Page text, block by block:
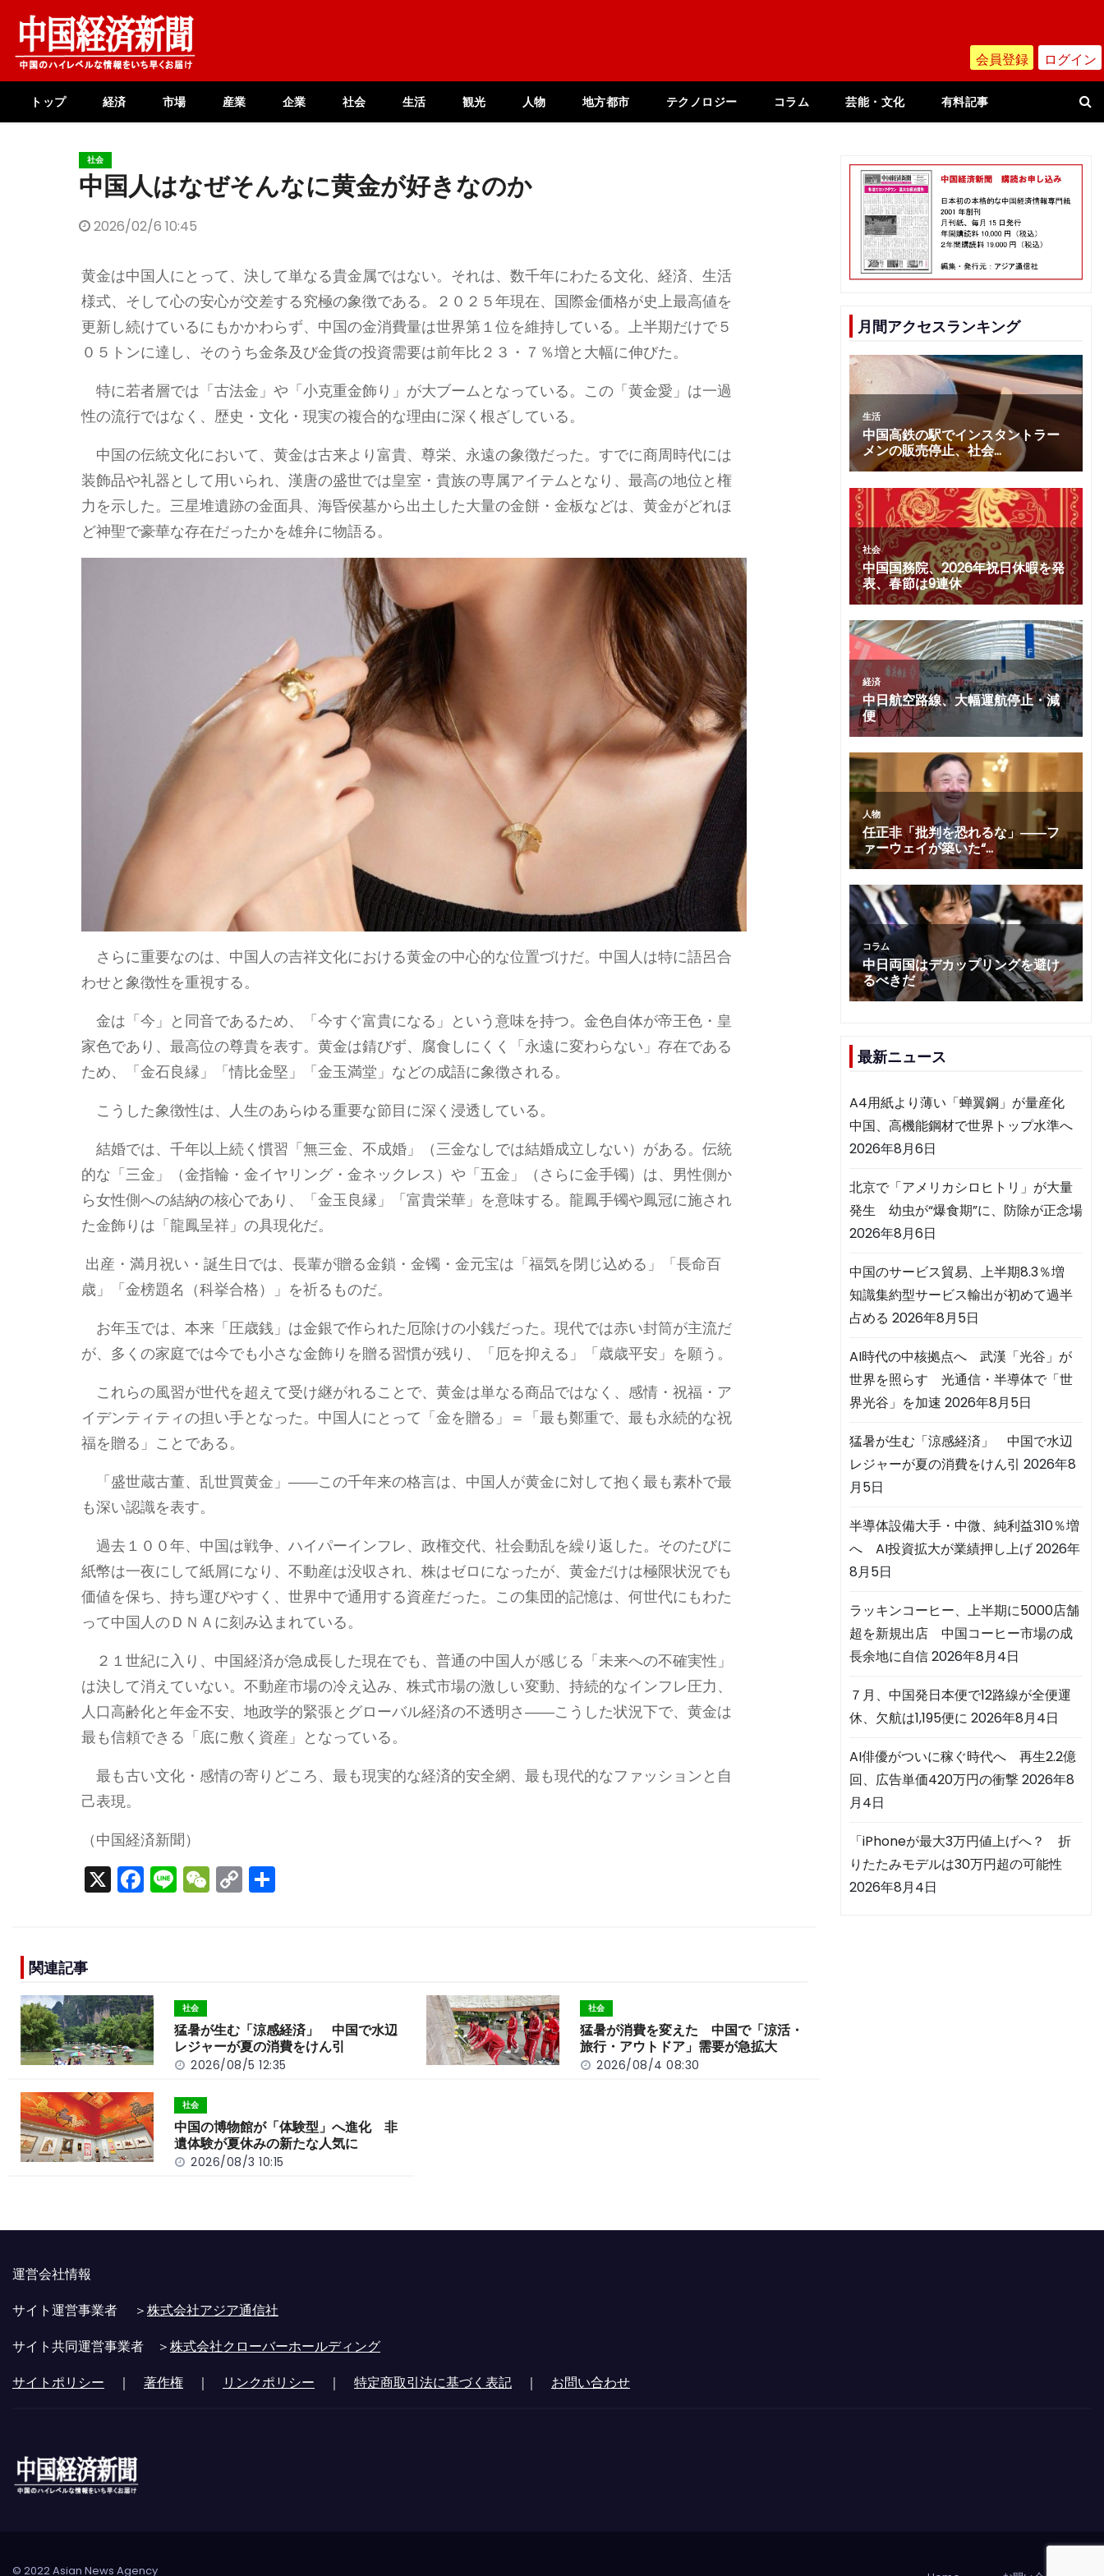
content
会員登録 ログイン
トップ 経済 市場 産業 企業 社会 生活 観光 人物 地方都市 テクノロジー コラム 芸能・文化 有料記事
社会
中国人はなぜそんなに黄金が好きなのか
2026/02/6 10:45
黄金は中国人にとって、決して単なる貴金属ではない。それは、数千年にわたる文化、経済、生活
様式、そして心の安心が交差する究極の象徴である。２０２５年現在、国際金価格が史上最高値を
更新し続けているにもかかわらず、中国の金消費量は世界第１位を維持している。上半期だけで５
０５トンに達し、そのうち金条及び金貨の投資需要は前年比２３・７％増と大幅に伸びた。
特に若者層では「古法金」や「小克重金飾り」が大ブームとなっている。この「黄金愛」は一過
性の流行ではなく、歴史・文化・現実の複合的な理由に深く根ざしている。
中国の伝統文化において、黄金は古来より富貴、尊栄、永遠の象徴だった。すでに商周時代には
装飾品や礼器として用いられ、漢唐の盛世では皇室・貴族の専属アイテムとなり、最高の地位と権
力を示した。三星堆遺跡の金面具、海昏侯墓から出土した大量の金餅・金板などは、黄金がどれほ
ど神聖で豪華な存在だったかを雄弁に物語る。
さらに重要なのは、中国人の吉祥文化における黄金の中心的な位置づけだ。中国人は特に語呂合
わせと象徴性を重視する。
金は「今」と同音であるため、「今すぐ富貴になる」という意味を持つ。金色自体が帝王色・皇
家色であり、最高位の尊貴を表す。黄金は錆びず、腐食しにくく「永遠に変わらない」存在である
ため、「金石良縁」「情比金堅」「金玉満堂」などの成語に象徴される。
こうした象徴性は、人生のあらゆる重要な節目に深く浸透している。
結婚では、千年以上続く慣習「無三金、不成婚」（三金なしでは結婚成立しない）がある。伝統
的な「三金」（金指輪・金イヤリング・金ネックレス）や「五金」（さらに金手镯）は、男性側か
ら女性側への結納の核心であり、「金玉良縁」「富貴栄華」を意味する。龍鳳手镯や鳳冠に施され
た金飾りは「龍鳳呈祥」の具現化だ。
出産・満月祝い・誕生日では、長輩が贈る金鎖・金镯・金元宝は「福気を閉じ込める」「長命百
歳」「金榜題名（科挙合格）」を祈るものだ。
お年玉では、本来「圧歳銭」は金銀で作られた厄除けの小銭だった。現代では赤い封筒が主流だ
が、多くの家庭では今でも小さな金飾りを贈る習慣が残り、「厄を抑える」「歳歳平安」を願う。
これらの風習が世代を超えて受け継がれることで、黄金は単なる商品ではなく、感情・祝福・ア
イデンティティの担い手となった。中国人にとって「金を贈る」＝「最も鄭重で、最も永続的な祝
福を贈る」ことである。
「盛世蔵古董、乱世買黄金」――この千年来の格言は、中国人が黄金に対して抱く最も素朴で最
も深い認識を表す。
過去１００年、中国は戦争、ハイパーインフレ、政権交代、社会動乱を繰り返した。そのたびに
紙幣は一夜にして紙屑になり、不動産は没収され、株はゼロになったが、黄金だけは極限状況でも
価値を保ち、持ち運びやすく、世界中で通用する資産だった。この集団的記憶は、何世代にもわた
って中国人のＤＮＡに刻み込まれている。
２１世紀に入り、中国経済が急成長した現在でも、普通の中国人が感じる「未来への不確実性」
は決して消えていない。不動産市場の冷え込み、株式市場の激しい変動、持続的なインフレ圧力、
人口高齢化と年金不安、地政学的緊張とグローバル経済の不透明さ――こうした状況下で、黄金は
最も信頼できる「底に敷く資産」となっている。
最も古い文化・感情の寄りどころ、最も現実的な経済的安全網、最も現代的なファッションと自
己表現。
（中国経済新聞）
X F
a
o
o
k
Li
n
W
e
C
o
k
関連記事
社会
猛暑が生む「涼感経済」 中国で水辺
レジャーが夏の消費をけん引
2026/08/5 12:35
社会
猛暑が消費を変えた 中国で「涼活・
旅行・アウトドア」需要が急拡大
2026/08/4 08:30
社会
中国の博物館が「体験型」へ進化 非
遺体験が夏休みの新たな人気に
2026/08/3 10:15
月間アクセスランキング
最新ニュース
A4用紙より薄い「蝉翼鋼」が量産化
中国、高機能鋼材で世界トップ水準へ
2026年8月6日
北京で「アメリカシロヒトリ」が大量
発生 幼虫が“爆食期”に、防除が正念場
2026年8月6日
中国のサービス貿易、上半期8.3％増
知識集約型サービス輸出が初めて過半
占める 2026年8月5日
AI時代の中核拠点へ 武漢「光谷」が
世界を照らす 光通信・半導体で「世
界光谷」を加速 2026年8月5日
猛暑が生む「涼感経済」 中国で水辺
レジャーが夏の消費をけん引 2026年8
月5日
半導体設備大手・中微、純利益310％増
へ AI投資拡大が業績押し上げ2026年
8月5日
ラッキンコーヒー、上半期に5000店舗
超を新規出店 中国コーヒー市場の成
長余地に自信2026年8月4日
７月、中国発日本便で12路線が全便運
休、欠航は1,195便に 2026年8月4日
AI俳優がついに稼ぐ時代へ 再生2.2億
回、広告単価420万円の衝撃2026年8
月4日
「iPhoneが最大3万円値上げへ？ 折
りたたみモデルは30万円超の可能性
2026年8月4日
運営会社情報
サイト運営事業者 ＞株式会社アジア通信社
サイト共同運営事業者 ＞株式会社クローバーホールディング
サイトポリシー ｜ 著作権 ｜ リンクポリシー ｜ 特定商取引法に基づく表記 ｜ お問い合わせ
© 2022 Asian News Agency